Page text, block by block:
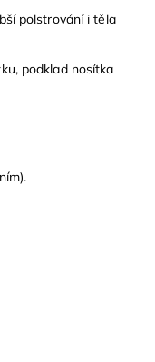
polstrování i těla
podklad nosítka